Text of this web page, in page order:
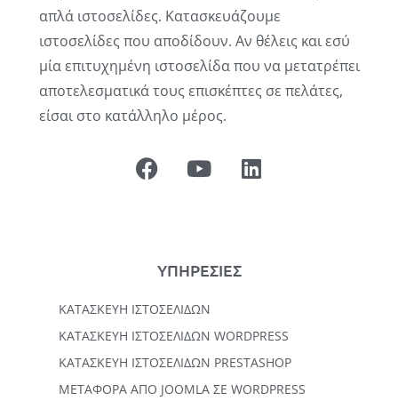
απλά ιστοσελίδες. Κατασκευάζουμε
ιστοσελίδες που αποδίδουν. Αν θέλεις και εσύ
μία επιτυχημένη ιστοσελίδα που να μετατρέπει
αποτελεσματικά τους επισκέπτες σε πελάτες,
είσαι στο κατάλληλο μέρος.
ΥΠΗΡΕΣΙΕΣ
ΚΑΤΑΣΚΕΥΉ ΙΣΤΟΣΕΛΊΔΩΝ
KΑΤΑΣΚΕΥΉ IΣΤΟΣΕΛΊΔΩΝ WORDPRESS
ΚΑΤΑΣΚΕΥΗ ΙΣΤΟΣΕΛΙΔΩΝ PRESTASHOP
ΜΕΤΑΦΟΡΆ ΑΠΌ JOOMLA ΣΕ WORDPRESS